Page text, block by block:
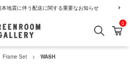
本地震に伴う配送に関する重要なお知らせ
検索 カ
0
Frame Set WASH